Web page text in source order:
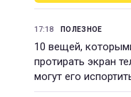
17:18 ПОЛЕЗНОЕ
10 вещей,
протирать экран
могут его